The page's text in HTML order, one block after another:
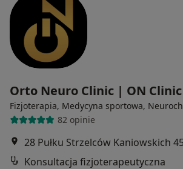
Orto Neuro Clinic | ON Clinic
Fizjoterapia, Medycyna sportowa,
82 opinie
28 Pułku Strzelców Kaniowskich
Konsultacja fizjoterapeutyczna